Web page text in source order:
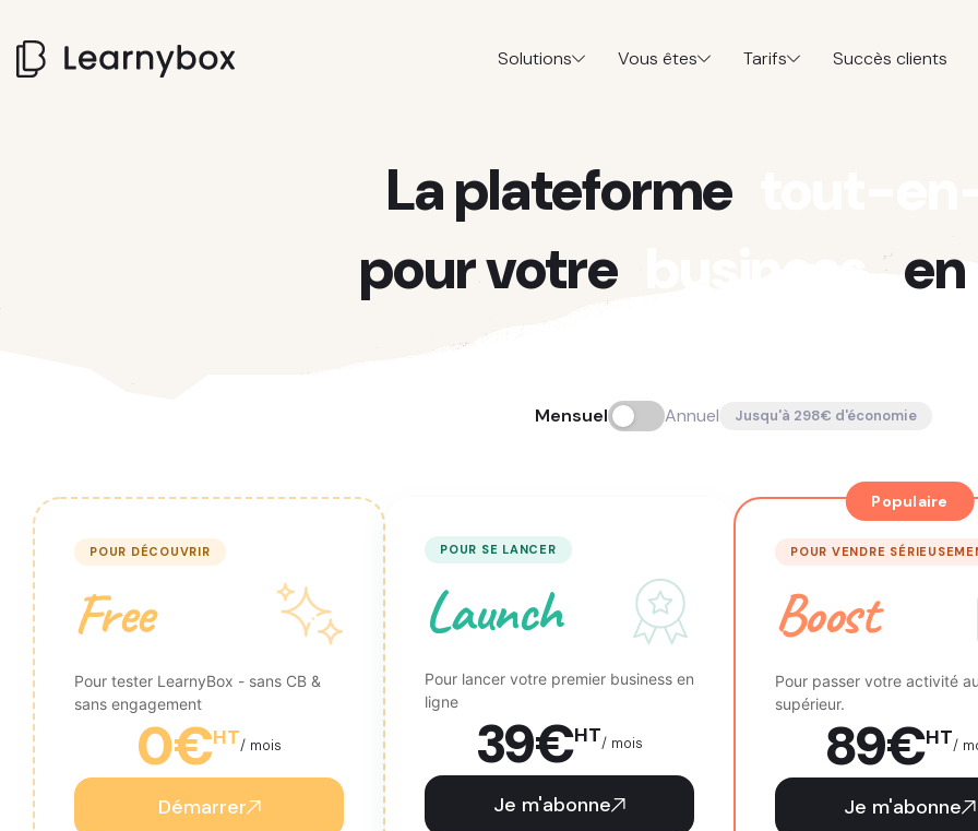
Solutions Vous êtes Tarifs Succès clients
La plateforme
pour votre
Mensuel Annuel Jusqu'à 298€ d'économie
POUR DÉCOUVRIR
Free
Pour tester LearnyBox - sans CB &
sans engagement
0€HT/ mois
Démarrer
POUR SE LANCER
Launch
Pour lancer votre premier business en
ligne
39€HT/ mois
Je m'abonne
Populaire
POUR VENDRE
Boost
Pour passer votre activité
supérieur.
89€HT/
Je m'abonne